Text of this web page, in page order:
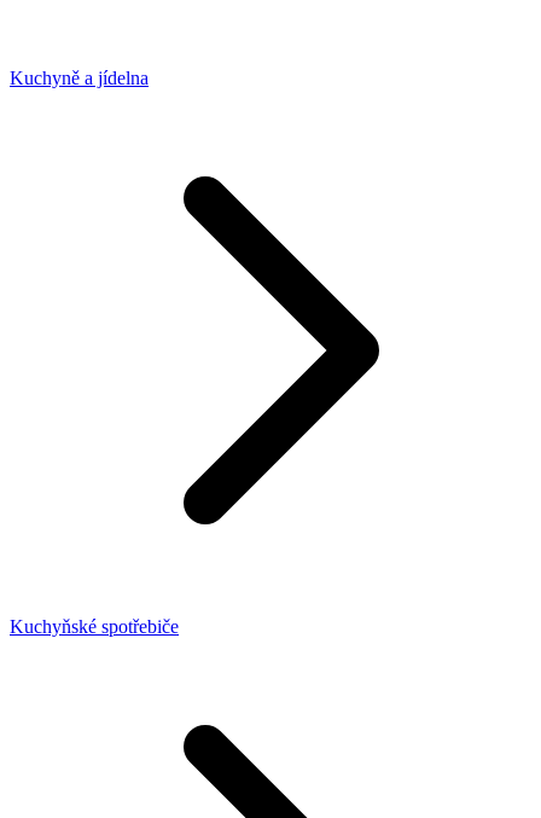
Kuchyně a jídelna
Kuchyňské spotřebiče